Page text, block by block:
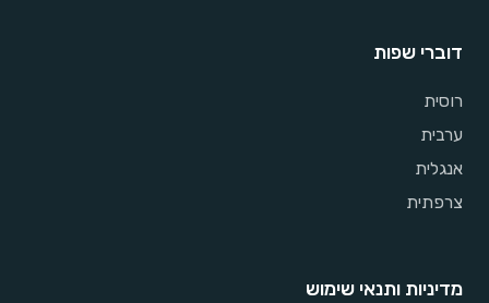
דוברי שפות
רוסית
ערבית
אנגלית
צרפתית
מדיניות ותנאי שימוש